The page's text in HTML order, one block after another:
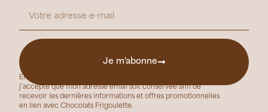
Je m'abonne
En m’inscrivant à la newsletter de Chocolats Frigoulette,
j’accepte que mon adresse email soit conservée afin de
recevoir les dernières informations et offres promotionnelles
en lien avec Chocolats Frigoulette.